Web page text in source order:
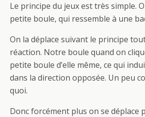
Le principe du jeux est très simple.
petite boule, qui ressemble à une
On la déplace suivant le principe
réaction. Notre boule quand on
petite boule d’elle même, ce qui
dans la direction opposée. Un peu
quoi.
Donc forcément plus on se déplace